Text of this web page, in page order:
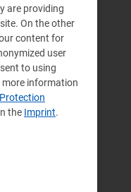
2022/R/gas
are providing
On the other
content for
user
to using
more information
the Imprint.